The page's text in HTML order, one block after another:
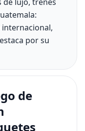
por su
de